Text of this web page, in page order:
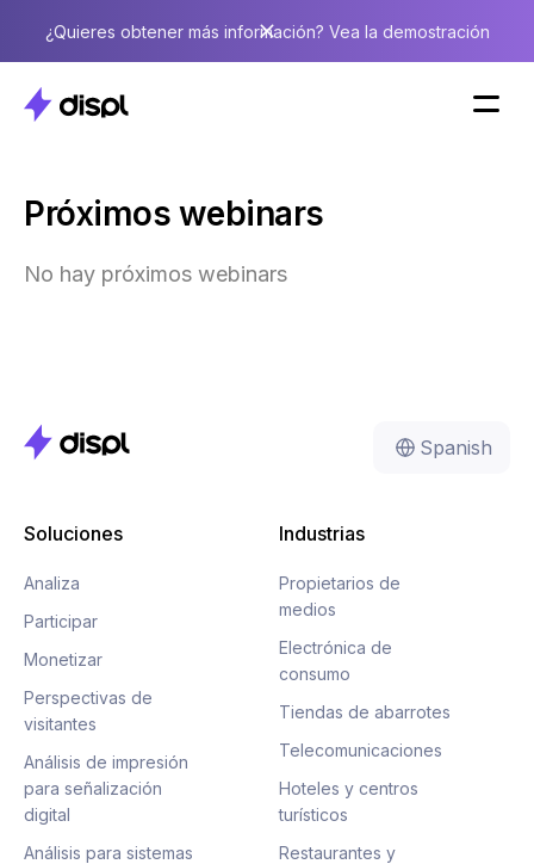
¿Quieres obtener más información? Vea la demostración
Próximos webinars
No hay próximos webinars
Spanish
Soluciones
Analiza
Participar
Monetizar
Perspectivas de
visitantes
Análisis de impresión
para señalización
digital
Análisis para sistemas
Industrias
Propietarios de
medios
Electrónica de
consumo
Tiendas de abarrotes
Telecomunicaciones
Hoteles y centros
turísticos
Restaurantes y